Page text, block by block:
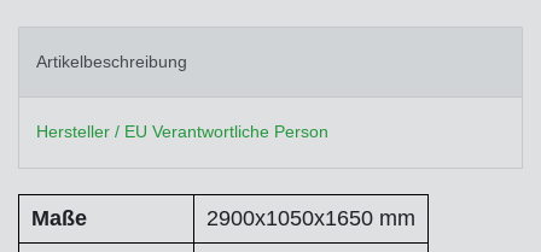
Artikelbeschreibung
Hersteller / EU Verantwortliche Person
Maße
2900x1050x1650 mm